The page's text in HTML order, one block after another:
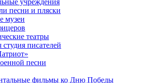
учреждения
песни и пляски
музеи
театры
писателей
песни
фильмы ко Дню Победы